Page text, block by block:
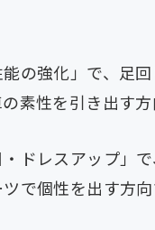
の強化」で、足回
素性を引き出す方
ドレスアップ」
で個性を出す方向